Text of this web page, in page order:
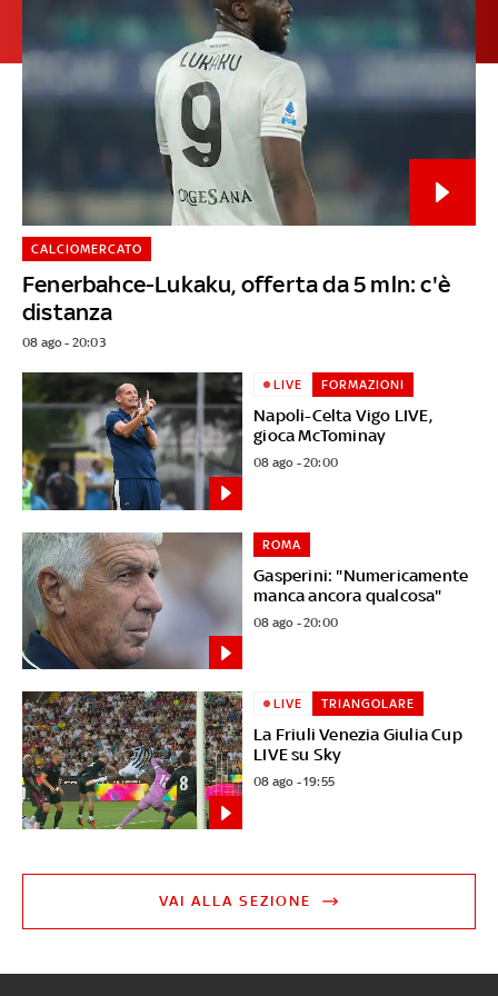
Fenerbahce-Lukaku, offerta da 5 mln: c'è
distanza
CALCIOMERCATO
08 ago - 20:03
Napoli-Celta Vigo LIVE,
gioca McTominay
LIVE FORMAZIONI
08 ago - 20:00
Gasperini: "Numericamente
manca ancora qualcosa"
ROMA
08 ago - 20:00
La Friuli Venezia Giulia Cup
LIVE su Sky
LIVE TRIANGOLARE
08 ago - 19:55
VAI ALLA SEZIONE